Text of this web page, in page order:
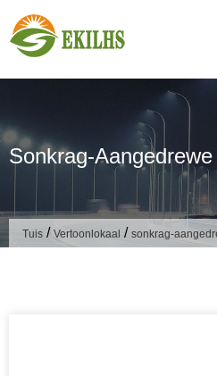
Sonkrag-
Tuis / Vertoonlokaal / sonkrag-